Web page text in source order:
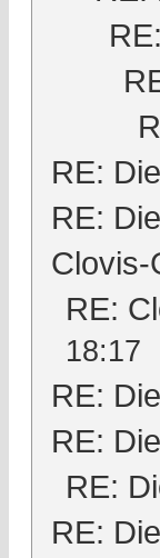
RE:
RE:
Clovis-
RE:
18:17
RE:
RE:
RE:
RE: